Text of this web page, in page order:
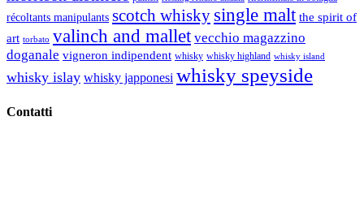
récoltants manipulants scotch whisky single malt the spirit of
art torbato valinch and mallet vecchio magazzino
doganale vigneron indipendent whisky whisky highland whisky island
whisky islay whisky japponesi whisky speyside
Contatti